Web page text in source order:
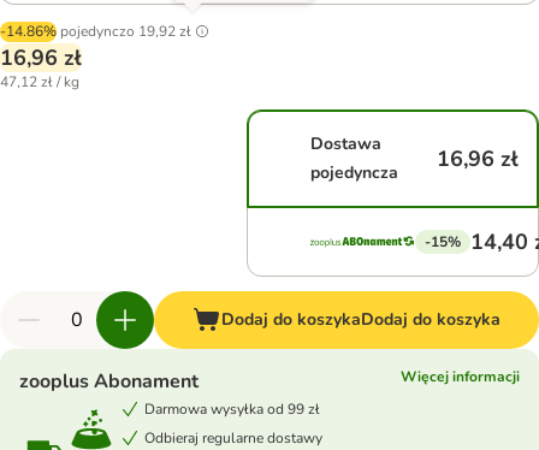
-14.86% pojedynczo 19,92 zł
16,96 zł
47,12 zł / kg
Dostawa
pojedyncza
16,96 zł
-15% 14,40
Dodaj do koszykaDodaj do koszyka
zooplus Abonament
Więcej informacji
Darmowa wysyłka od 99 zł
Odbieraj regularne dostawy